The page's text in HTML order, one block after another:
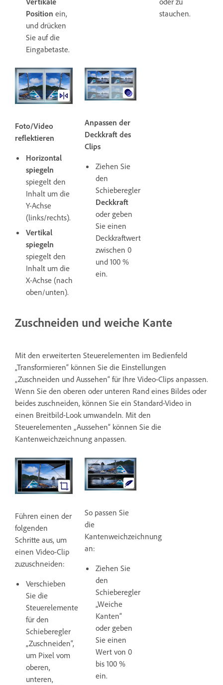
Position ein,
und drücken
Sie auf die
Eingabetaste.
stauchen.
Foto/Video
reflektieren
Horizontal
spiegeln
spiegelt den
Inhalt um die
Y-Achse
(links/rechts).
Vertikal
spiegeln
spiegelt den
Inhalt um die
X-Achse (nach
oben/unten).
Anpassen der
Deckkraft des
Clips
Ziehen Sie
den
Schieberegler
Deckkraft
oder geben
Sie einen
Deckkraftwert
zwischen 0
und 100 %
ein.
Zuschneiden und weiche Kante
Mit den erweiterten Steuerelementen im Bedienfeld
„Transformieren“ können Sie die Einstellungen
„Zuschneiden und Aussehen“ für Ihre Video-Clips anpassen.
Wenn Sie den oberen oder unteren Rand eines Bildes oder
beides zuschneiden, können Sie ein Standard-Video in
einen Breitbild-Look umwandeln. Mit den
Steuerelementen „Aussehen“ können Sie die
Kantenweichzeichnung anpassen.
Führen einen der
folgenden
Schritte aus, um
einen Video-Clip
zuzuschneiden:
Verschieben
Sie die
Steuerelemente
für den
Schieberegler
„Zuschneiden“,
um Pixel vom
oberen,
unteren,
So passen Sie
die
Kantenweichzeichnung
an:
Ziehen Sie
den
Schieberegler
„Weiche
Kanten“
oder geben
Sie einen
Wert von 0
bis 100 %
ein.